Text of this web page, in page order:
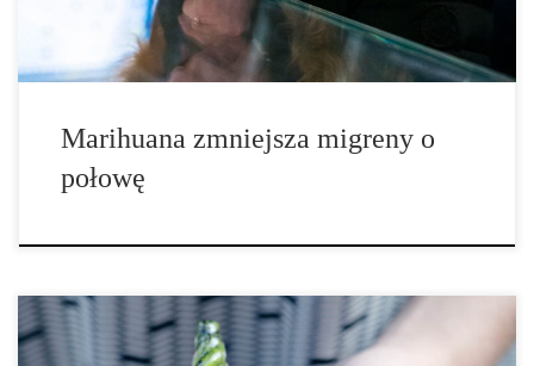
cannabis w czasie […]
Marihuana zmniejsza migreny o
połowę
Pensylwania zatwierdza stosowanie cannabis w leczeniu